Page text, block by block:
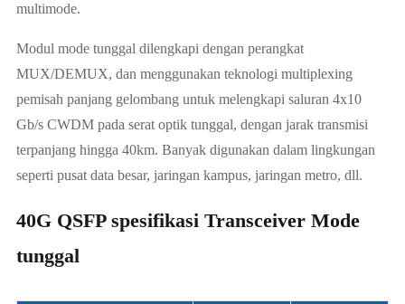
multimode.
Modul mode tunggal dilengkapi dengan perangkat
MUX/DEMUX, dan menggunakan teknologi multiplexing
pemisah panjang gelombang untuk melengkapi saluran 4x10
Gb/s CWDM pada serat optik tunggal, dengan jarak transmisi
terpanjang hingga 40km. Banyak digunakan dalam lingkungan
seperti pusat data besar, jaringan kampus, jaringan metro, dll.
40G QSFP spesifikasi Transceiver Mode
tunggal